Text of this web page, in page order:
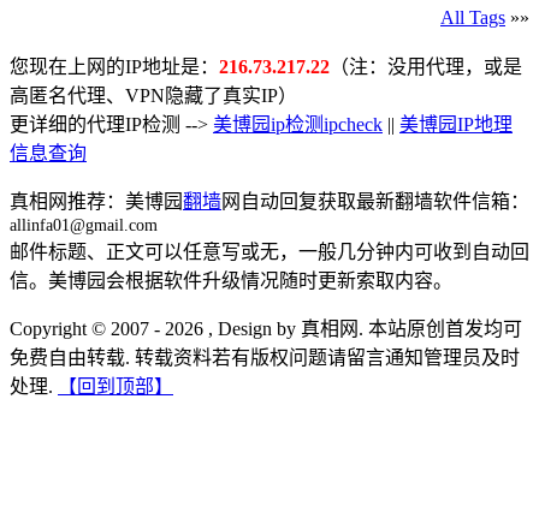
All Tags »»
您现在上网的IP地址是： 216.73.217.22 （注：没用代理，或是
高匿名代理、VPN隐藏了真实IP）
更详细的代理IP检测 --> 美博园ip检测ipcheck
美博园IP地理
信息查询
真相网推荐：美博园翻墙网自动回复获取最新翻墙软件信箱：
allinfa01@gmail.com
邮件标题、正文可以任意写或无，一般几分钟内可收到自动回
信。美博园会根据软件升级情况随时更新索取内容。
Copyright © 2007 - 2026 , Design by 真相网. 本站原创首发均可
免费自由转载. 转载资料若有版权问题请留言通知管理员及时
处理.
【回到顶部】